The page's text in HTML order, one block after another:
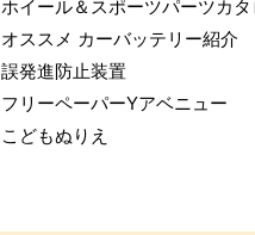
ホイール＆スポーツパーツカタ
オススメ カーバッテリー紹介
誤発進防止装置
フリーペーパーYアベニュー
こどもぬりえ